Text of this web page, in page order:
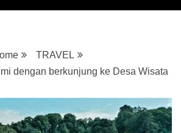
TRAVEL
dengan berkunjung ke Desa Wisata